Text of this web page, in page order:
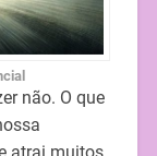
não. O que